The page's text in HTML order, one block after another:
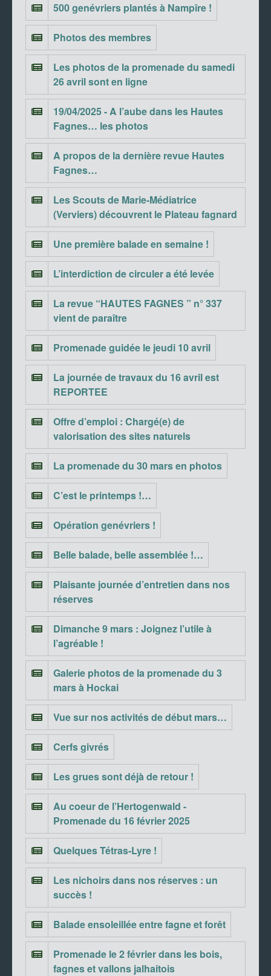
500 genévriers plantés à Nampîre !
Photos des membres
Les photos de la promenade du samedi
26 avril sont en ligne
19/04/2025 - A l’aube dans les Hautes
Fagnes… les photos
A propos de la dernière revue Hautes
Fagnes…
Les Scouts de Marie-Médiatrice
(Verviers) découvrent le Plateau fagnard
Une première balade en semaine !
L’interdiction de circuler a été levée
La revue “HAUTES FAGNES ” n° 337
vient de paraître
Promenade guidée le jeudi 10 avril
La journée de travaux du 16 avril est
REPORTEE
Offre d’emploi : Chargé(e) de
valorisation des sites naturels
La promenade du 30 mars en photos
C’est le printemps !…
Opération genévriers !
Belle balade, belle assemblée !…
Plaisante journée d’entretien dans nos
réserves
Dimanche 9 mars : Joignez l’utile à
l’agréable !
Galerie photos de la promenade du 3
mars à Hockai
Vue sur nos activités de début mars…
Cerfs givrés
Les grues sont déjà de retour !
Au coeur de l’Hertogenwald -
Promenade du 16 février 2025
Quelques Tétras-Lyre !
Les nichoirs dans nos réserves : un
succès !
Balade ensoleillée entre fagne et forêt
Promenade le 2 février dans les bois,
fagnes et vallons jalhaitois